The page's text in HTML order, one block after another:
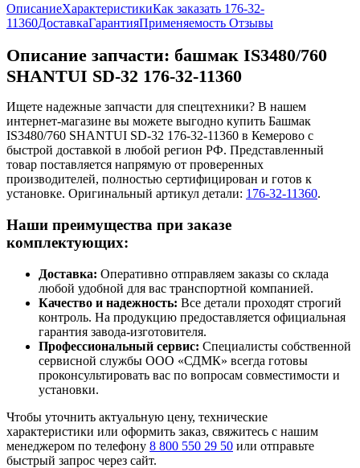
ОписаниеХарактеристикиКак заказать 176-32-
11360ДоставкаГарантияПрименяемость Отзывы
Описание запчасти: башмак IS3480/760
SHANTUI SD-32 176-32-11360
Ищете надежные запчасти для спецтехники? В нашем
интернет-магазине вы можете выгодно купить Башмак
IS3480/760 SHANTUI SD-32 176-32-11360 в Кемерово с
быстрой доставкой в любой регион РФ. Представленный
товар поставляется напрямую от проверенных
производителей, полностью сертифицирован и готов к
установке. Оригинальный артикул детали: 176-32-11360.
Наши преимущества при заказе
комплектующих:
Доставка: Оперативно отправляем заказы со склада
любой удобной для вас транспортной компанией.
Качество и надежность: Все детали проходят строгий
контроль. На продукцию предоставляется официальная
гарантия завода-изготовителя.
Профессиональный сервис: Специалисты собственной
сервисной службы ООО «СДМК» всегда готовы
проконсультировать вас по вопросам совместимости и
установки.
Чтобы уточнить актуальную цену, технические
характеристики или оформить заказ, свяжитесь с нашим
менеджером по телефону 8 800 550 29 50 или отправьте
быстрый запрос через сайт.